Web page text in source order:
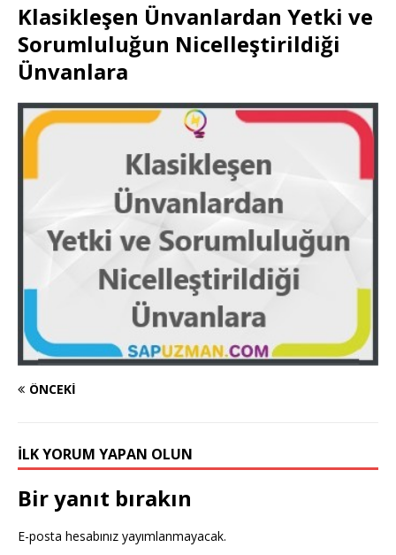
Klasikleşen Ünvanlardan Yetki ve
Sorumluluğun Nicelleştirildiği
Ünvanlara
ÖNCEKI
İLK YORUM YAPAN OLUN
Bir yanıt bırakın
E-posta hesabınız yayımlanmayacak.